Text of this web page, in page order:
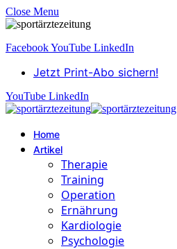
Close Menu
FacebookYouTube LinkedIn
Jetzt Print-Abo sichern!
YouTube LinkedIn
Home
Artikel
Therapie
Training
Operation
Ernährung
Kardiologie
Psychologie